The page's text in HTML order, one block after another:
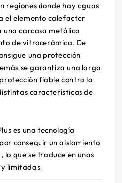
regiones donde hay aguas
el elemento calefactor
una carcasa metálica
de vitrocerámica. De
una protección
se garantiza una larga
fiable contra la
características de
es una tecnología
conseguir un aislamiento
lo que se traduce en unas
limitadas.